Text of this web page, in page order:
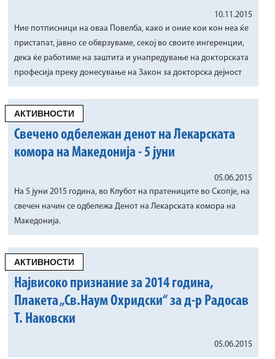
10.11.2015
Ние потписници на оваа Повелба, како и оние кои кон неа ќе
пристапат, јавно се обврзуваме, секој во своите ингеренции,
дека ќе работиме на заштита и унапредување на докторската
професија преку донесување на Закон за докторска дејност
АКТИВНОСТИ
Свечено одбележан денот на Лекарската
комора на Македонија - 5 јуни
05.06.2015
На 5 јуни 2015 година, во Клубот на пратениците во Скопје, на
свечен начин се одбележа Денот на Лекарската комора на
Македонија.
АКТИВНОСТИ
Највисоко признание за 2014 година,
Плакета „Св.Наум Охридски“ за д-р Радосав
Т. Наковски
05.06.2015